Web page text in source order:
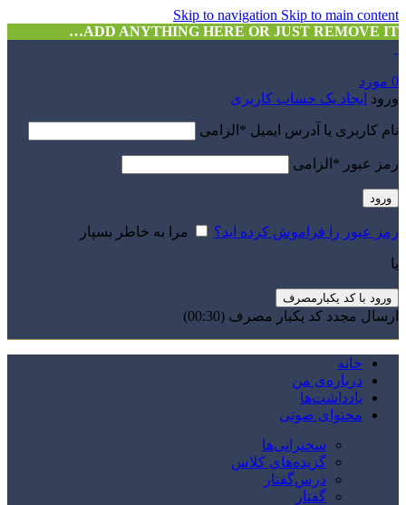
Skip to navigation Skip to main content
ADD ANYTHING HERE OR JUST REMOVE IT…
0 مورد
ورود ایجاد یک حساب کاربری
نام کاربری یا آدرس ایمیل * الزامی
رمز عبور * الزامی
ورود
رمز عبور را فراموش کرده اید؟ مرا به خاطر بسپار
یا
ورود با کد یکبارمصرف
ارسال مجدد کد یکبار مصرف (00:
30
)
خانه
درباره‌ی من
یادداشت‌ها
محتوای صوتی
سخنرانی‌ها
گزیده‌های کلاس
درس‌گفتار
گفتار